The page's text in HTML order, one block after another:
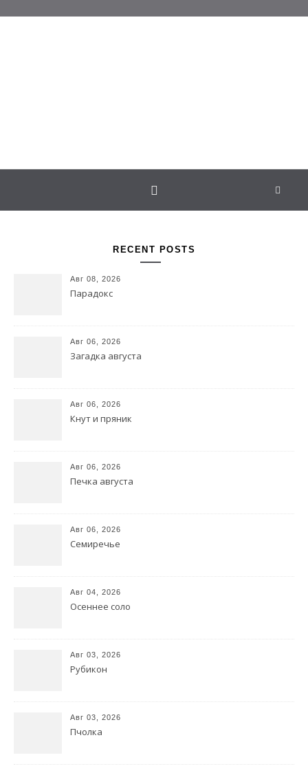
RECENT POSTS
Авг 08, 2026
Парадокс
Авг 06, 2026
Загадка августа
Авг 06, 2026
Кнут и пряник
Авг 06, 2026
Печка августа
Авг 06, 2026
Семиречье
Авг 04, 2026
Осеннее соло
Авг 03, 2026
Рубикон
Авг 03, 2026
Пчолка